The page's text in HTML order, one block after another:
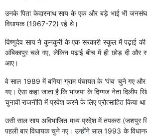
उनके पिता केदारनाथ साय के एक और बड़े भाई भी
विधायक (1967-72) रहे थे।
विष्णुदेव साय ने कुनकुरी के एक सरकारी स्कूल में पढ़ाई
अंबिकापुर चले गए, लेकिन पढ़ाई बीच में ही छोड़ दी
आए।
वे साल 1989 में बगिया ग्राम पंचायत के 'पंच' चुने गए और
गए। ऐसा कहा जाता है कि भाजपा के दिग्गज नेता दिलीप
चुनावी राजनीति में प्रवेश करने के लिए प्रोत्साहित किया
उसी साल साय अविभाजित मध्य प्रदेश में तपकरा (जशपुर
पहली बार विधायक चुने गए। उन्होंने साल 1993 के